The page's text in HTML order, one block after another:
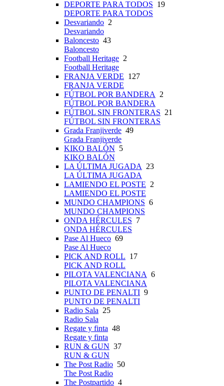
DEPORTE PARA TODOS 19
DEPORTE PARA TODOS
Desvariando 2
Desvariando
Baloncesto 43
Baloncesto
Football Heritage 2
Football Heritage
FRANJA VERDE 127
FRANJA VERDE
FÚTBOL POR BANDERA 2
FÚTBOL POR BANDERA
FÚTBOL SIN FRONTERAS 21
FÚTBOL SIN FRONTERAS
Grada Franjiverde 49
Grada Franjiverde
KIKO BALÓN 5
KIKO BALÓN
LA ÚLTIMA JUGADA 23
LA ÚLTIMA JUGADA
LAMIENDO EL POSTE 2
LAMIENDO EL POSTE
MUNDO CHAMPIONS 6
MUNDO CHAMPIONS
ONDA HÉRCULES 7
ONDA HÉRCULES
Pase Al Hueco 69
Pase Al Hueco
PICK AND ROLL 17
PICK AND ROLL
PILOTA VALENCIANA 6
PILOTA VALENCIANA
PUNTO DE PENALTI 9
PUNTO DE PENALTI
Radio Sala 25
Radio Sala
Regate y finta 48
Regate y finta
RUN & GUN 37
RUN & GUN
The Post Radio 50
The Post Radio
The Postpartido 4